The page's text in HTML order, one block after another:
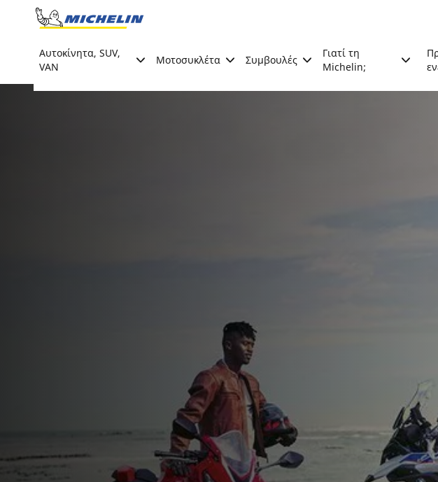
Go to page content
Αυτοκίνητα, SUV,
VAN
Μοτοσυκλέτα Συμβουλές
Γιατί τη
Michelin;